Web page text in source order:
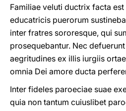
Familiae veluti ductrix facta
educatricis puerorum
inter fratres sororesque, qui
prosequebantur. Nec
aegritudines ex illis iurgiis
omnia Dei amore ducta
Inter fideles paroeciae suae
quia non tantum cuiuslibet